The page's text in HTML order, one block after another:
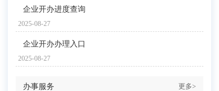
2025-08-27
企业开办进度查询
2025-08-27
企业开办办理入口
办事服务 更多>